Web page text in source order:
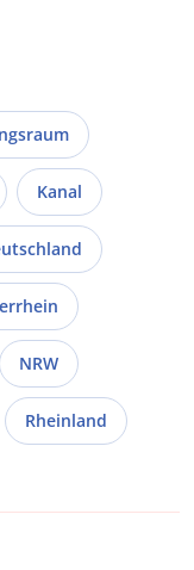
Kanal
NRW
Rheinland